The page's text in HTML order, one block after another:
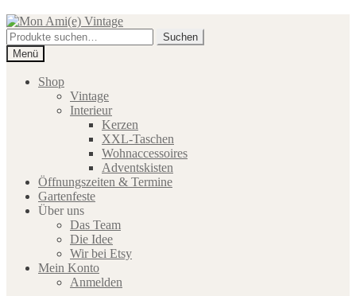
Zur
Navigation
springen
Zum
Inhalt
springen
Suche
nach:
Suchen
Menü
Shop
Vintage
Interieur
Kerzen
XXL-Taschen
Wohnaccessoires
Adventskisten
Öffnungszeiten & Termine
Gartenfeste
Über uns
Das Team
Die Idee
Wir bei Etsy
Mein Konto
Anmelden